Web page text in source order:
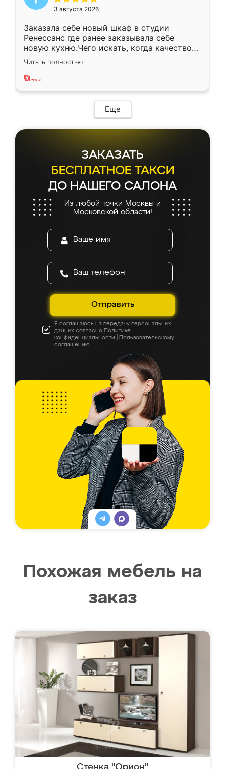
3 августа 2026
Заказала себе новый шкаф в студии
Ренессанс где ранее заказывала себе
новую кухню.Чего искать, когда качеством
вполне довольна. Служит кухня уже почти
два года, нареканий нет.
Читать полностью
Еще
ЗАКАЗАТЬ
БЕСПЛАТНОЕ ТАКСИ
ДО НАШЕГО САЛОНА
Из любой точки Москвы и
Московской области!
Отправить
Я соглашаюсь на передачу персональных
данных согласно Политике
конфиденциальности
Пользовательскому
соглашению
Похожая мебель на
заказ